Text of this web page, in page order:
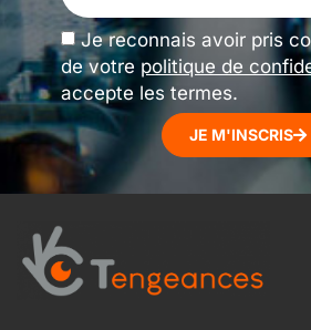
Je reconnais avoir pris
de votre politique de
accepte les termes.
JE M'INSCRIS